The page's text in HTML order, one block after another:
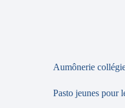
Aumônerie
Pasto jeunes pour